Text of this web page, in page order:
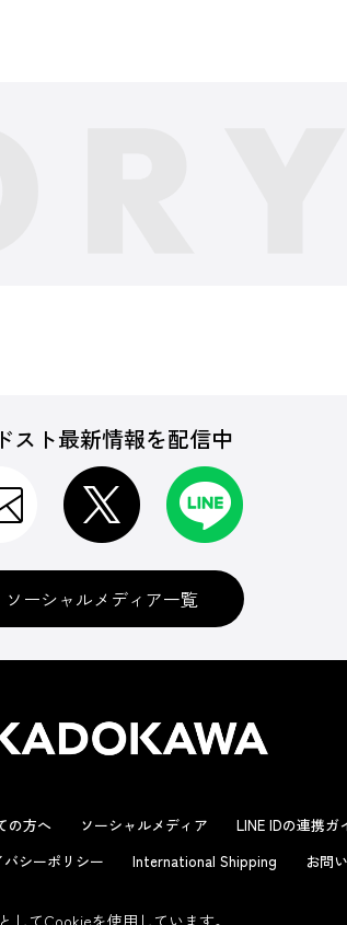
スト最新情報を配信中
ソーシャルメディア一覧
の方へ ソーシャルメディア LINE IDの連携ガ
バシーポリシー International Shipping お問